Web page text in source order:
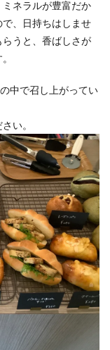
ネラルが豊富だか
、日持ちはしませ
うと、香ばしさが
中で召し上がってい
い。